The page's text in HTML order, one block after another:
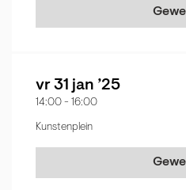
vr 31 jan ’25
14:00 - 16:00
Kunstenplein